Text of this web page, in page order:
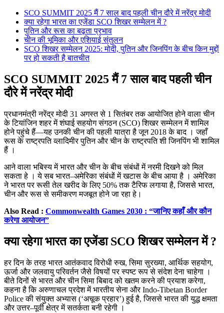
SCO SUMMIT 2025 मैं 7 साल बाद पहली चीन दौरे में नरेंद्र मोदी
क्या रहेगा भारत का एजेंडा SCO शिखर सम्मेलन में ?
पुतिन और रूस का बढ़ता प्रभाव
चीन की भूमिका और एशियाई संतुलन
SCO शिखर सम्मेलन 2025: मोदी, पुतिन और जिनपिंग के बीच किन मुद्दों
पर हो सकती है बातचीत
SCO SUMMIT 2025 मैं 7 साल बाद पहली चीन
दौरे में नरेंद्र मोदी
प्रधानमंत्री नरेंद्र मोदी 31 अगस्त से 1 सितंबर तक आयोजित होने वाला चीन
के टियांजिन शहर में शंघाई सहयोग संगठन (SCO) शिखर सम्मेलन में शामिल
होने पहुंचे हैं—यह उनकी चीन की पहली यात्रा है जून 2018 के बाद । जहाँ
रूस के राष्ट्रपति व्लादिमीर पुतिन और चीन के राष्ट्रपति शी जिनपिंग भी शामिल
हैं ।
आने वाला भबिस्य में भारत और चीन के बीच संबंधों में नरमी दिखने को मिल
सकता हे । ये सब भारत–अमेरिका संबंधों में खटास के बीच आया है । अमेरिका
ने भारत पर रूसी तेल खरीद के लिए 50% तक टैरिफ लगाया है, जिससे भारत,
चीन और रूस से समीकरण मजबूत होने जा रहा हे।
Also Read : Commonwealth Games 2030 : “जानिए कहाँ और कौन
करेगा आयोजन”
क्या रहेगा भारत का एजेंडा SCO शिखर सम्मेलन में ?
हर दिन के तरह भारत आतंकवाद विरोधी रुख, सिमा सुरख्या, आर्थिक सहयोग,
ऊर्जा और जलवायु परिवर्तन जैसे विषयों पर स्पष्ट रूप से संदेश देना चाहेगा ।
बीते दिनों से भारत और चीन सिमा बिबाद को खतम करने की प्रयाश करेगा,
कहना है कि अरुणाचल प्रदेश में भारतीय सेना और Indo-Tibetan Border
Police की संयुक्त अभ्यास (‘अचूक प्रहार’) हुई है, जिससे भारत की युद्ध क्षमता
और उत्तर–पूर्वी क्षेत्र में सतर्कता बनी रहेगी ।